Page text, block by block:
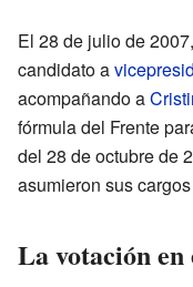
El 28 de julio de
candidato a
acompañando a
fórmula del Frente
del 28 de octubre de
asumieron sus
La votación en